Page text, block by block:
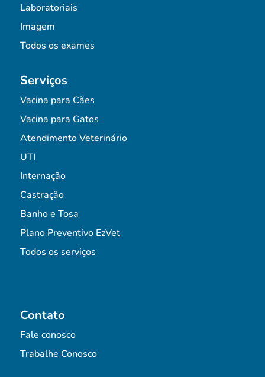
Laboratoriais
Imagem
Todos os exames
Serviços
Vacina para Cães
Vacina para Gatos
Atendimento Veterinário
UTI
Internação
Castração
Banho e Tosa
Plano Preventivo EzVet
Todos os serviços
Contato
Fale conosco
Trabalhe Conosco